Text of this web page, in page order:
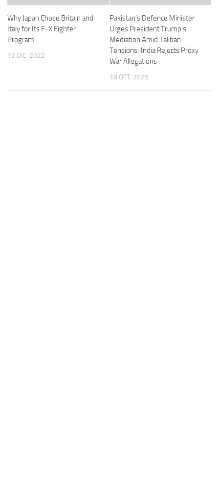
Why Japan Chose Britain and
Italy for Its F-X Fighter
Program
12 DIC, 2022
Pakistan’s Defence Minister
Urges President Trump’s
Mediation Amid Taliban
Tensions; India Rejects Proxy
War Allegations
18 OTT, 2025